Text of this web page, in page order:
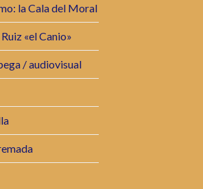
la Cala del Moral
«el Canio»
/ audiovisual